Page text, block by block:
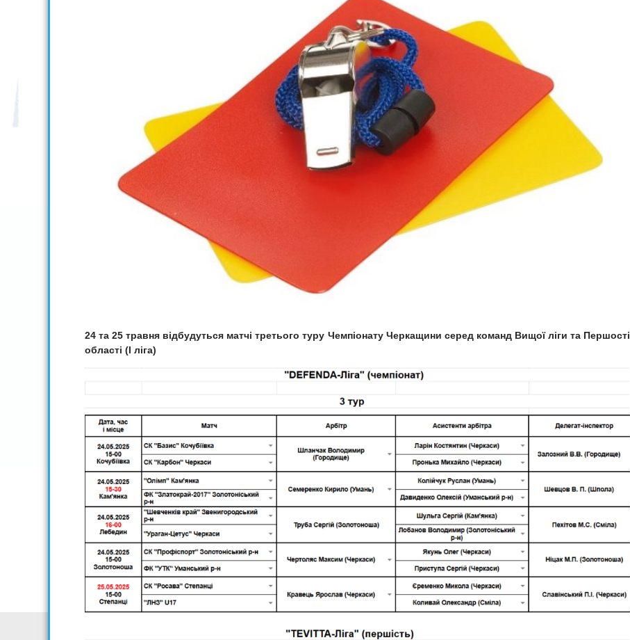
24 та25 травня відбудуться матчі третього туру Чемпіонату Черкащини серед команд Вищої ліги та Першості
області (I ліга)